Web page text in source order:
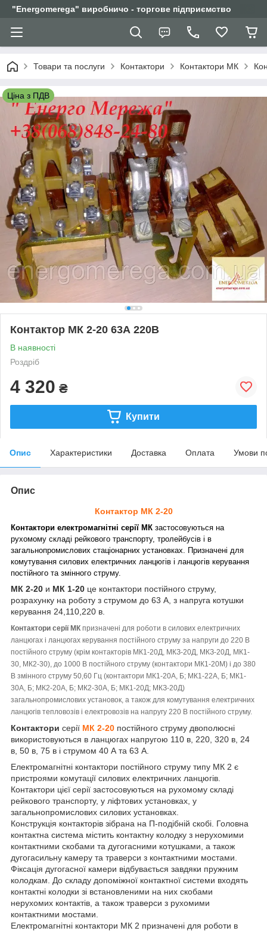
"Еnergomerega" виробничо - торгове підприємство
Товари та послуги Контактори Контактори МК
Ціна з ПДВ
Контактор МК 2-20 63А 220В
В наявності
Роздріб
4 320 ₴
Купити
Опис Характеристики Доставка Оплата Умови
Опис
Контактор МК 2-20
Контактори електромагнітні серії МК застосовуються на
рухомому складі рейкового транспорту, тролейбусів і в
загальнопромислових стаціонарних установках. Призначені для
комутування силових електричних ланцюгів і ланцюгів керування
постійного та змінного струму.
МК 2-20 и МК 1-20 це контактори постійного струму,
розрахунку на роботу з струмом до 63 А, з напруга котушки
керування 24,110,220 в.
Контактори серії МК призначені для роботи в силових електричних
ланцюгах і ланцюгах керування постійного струму за напруги до 220 В
постійного струму (крім контакторів МК1-20Д, МКЗ-20Д, МКЗ-20Д, МК1-
30, МК2-30), до 1000 В постійного струму (контактори МК1-20М) і до 380
В змінного струму 50,60 Гц (контактори МК1-20А, Б; МК1-22А, Б; МК1-
30А, Б; МК2-20А, Б; МК2-30А, Б; МК1-20Д; МКЗ-20Д)
загальнопромислових установок, а також для комутування електричних
ланцюгів тепловозів і електровозів на напругу 220 В постійного струму.
Контактори серії МК 2-20 постійного струму двополюсні
використовуються в ланцюгах напругою 110 в, 220, 320 в, 24
в, 50 в, 75 в і струмом 40 А та 63 А.
Електромагнітні контактори постійного струму типу МК 2 є
пристроями комутації силових електричних ланцюгів.
Контактори цієї серії застосовуються на рухомому складі
рейкового транспорту, у ліфтових установках, у
загальнопромислових силових установках.
Конструкція контакторів зібрана на П-подібній скобі. Головна
контактна система містить контактну колодку з нерухомими
контактними скобами та дугогасними котушками, а також
дугогасильну камеру та траверси з контактними мостами.
Фіксація дугогасної камери відбувається завдяки пружним
колодкам. До складу допоміжної контактної системи входять
контактні колодки зі встановленими на них скобами
нерухомих контактів, а також траверси з рухомими
контактними мостами.
Електромагнітні контактори МК 2 призначені для роботи в